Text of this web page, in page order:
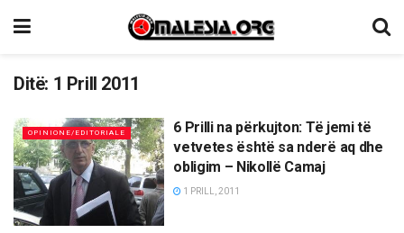
Ditë: 1 Prill 2011
OPINIONE/EDITORIALE
6 Prilli na përkujton: Të jemi të
vetvetes është sa nderë aq dhe
obligim – Nikollë Camaj
1 PRILL, 2011